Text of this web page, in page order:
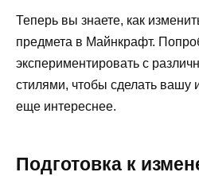
Теперь вы знаете, как
предмета в Майнкрафт.
экспериментировать с
стилями, чтобы сделать вашу
еще интереснее.
Подготовка к